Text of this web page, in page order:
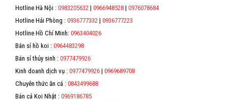
Hotline Hà Nội : 0983205632| 0966948528| 0976078684
Hotline Hải Phòng : 0936777332| 0936777223
Hotline Hồ Chí Minh: 0963404026
Bán sỉ hồ koi : 0964483298
Bán sỉ thủy sinh : 0977479926
Kinh doanh dịch vụ : 0977479926| 0969689708
Chuyên thức ăn cá : 0843499688
Bán cá Koi Nhật : 0969186785